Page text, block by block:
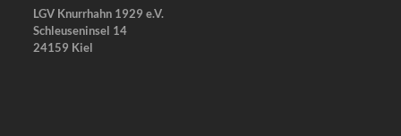
LGV Knurrhahn 1929 e.V.
Schleuseninsel 14
24159 Kiel